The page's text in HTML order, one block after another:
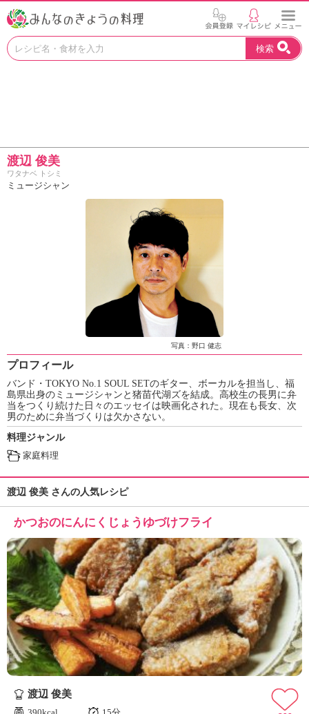
お
う
H
K
エ
デ
ュ
ケ
ー
シ
ナ
ル
「
み
の
料
理
」
検索
渡辺 俊美
ワタナベ トシミ
ミュージシャン
写真：野口 健志
プロフィール
バンド・TOKYO No.1 SOUL SETのギター、ボーカルを担当し、福
島県出身のミュージシャンと猪苗代湖ズを結成。高校生の長男に弁
当をつくり続けた日々のエッセイは映画化された。現在も長女、次
男のために弁当づくりは欠かさない。
料理ジャンル
家庭料理
渡辺 俊美 さんの人気レシピ
かつおのにんにくじょうゆづけフライ
渡辺 俊美